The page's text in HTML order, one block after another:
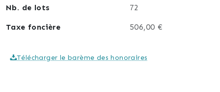
Nb. de lots 72
Taxe foncière 506,00 €
Télécharger le barème des honoraires